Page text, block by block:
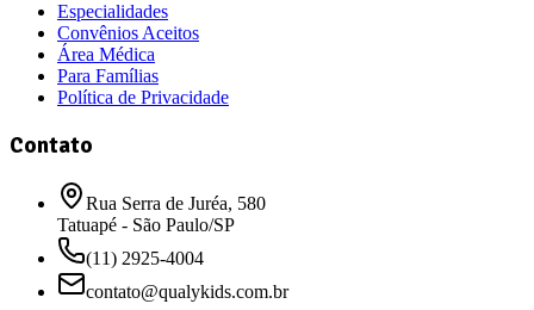
Especialidades
Convênios Aceitos
Área Médica
Para Famílias
Política de Privacidade
Contato
Rua Serra de Juréa, 580
Tatuapé - São Paulo/SP
(11) 2925-4004
contato@qualykids.com.br